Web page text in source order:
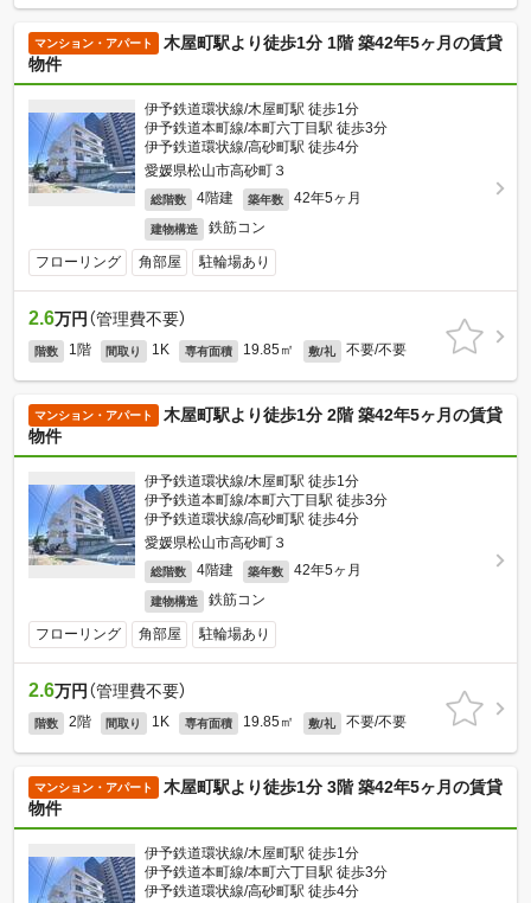
マンション・アパート
木屋町駅より徒歩1分 1階 築42年5ヶ月の賃貸
物件
伊予鉄道環状線/木屋町駅 徒歩1分
伊予鉄道本町線/本町六丁目駅 徒歩3分
伊予鉄道環状線/高砂町駅 徒歩4分
愛媛県松山市高砂町３
総階数 4階建 築年数 42年5ヶ月
建物構造 鉄筋コン
フローリング 角部屋 駐輪場あり
2.6万円 （管理費不要）
階数 1階 間取り 1K 専有面積 19.85㎡ 敷/礼 不要/不要
マンション・アパート
木屋町駅より徒歩1分 2階 築42年5ヶ月の賃貸
物件
伊予鉄道環状線/木屋町駅 徒歩1分
伊予鉄道本町線/本町六丁目駅 徒歩3分
伊予鉄道環状線/高砂町駅 徒歩4分
愛媛県松山市高砂町３
総階数 4階建 築年数 42年5ヶ月
建物構造 鉄筋コン
フローリング 角部屋 駐輪場あり
2.6万円 （管理費不要）
階数 2階 間取り 1K 専有面積 19.85㎡ 敷/礼 不要/不要
マンション・アパート
木屋町駅より徒歩1分 3階 築42年5ヶ月の賃貸
物件
伊予鉄道環状線/木屋町駅 徒歩1分
伊予鉄道本町線/本町六丁目駅 徒歩3分
伊予鉄道環状線/高砂町駅 徒歩4分